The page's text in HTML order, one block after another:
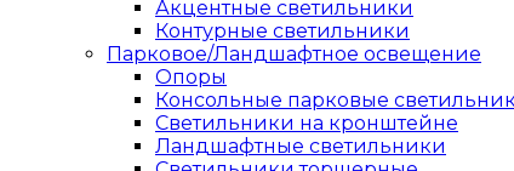
Акцентные светильники
Контурные светильники
Парковое/Ландшафтное освещение
Опоры
Консольные парковые
Светильники на кронштейне
Ландшафтные светильники